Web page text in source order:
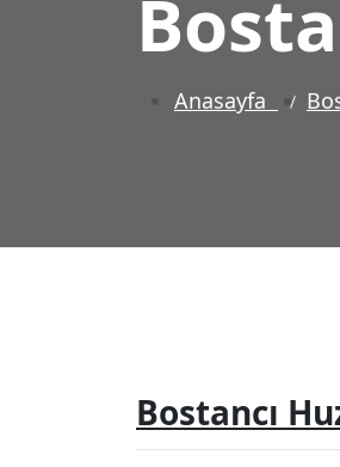
Anasayfa
Bostancı